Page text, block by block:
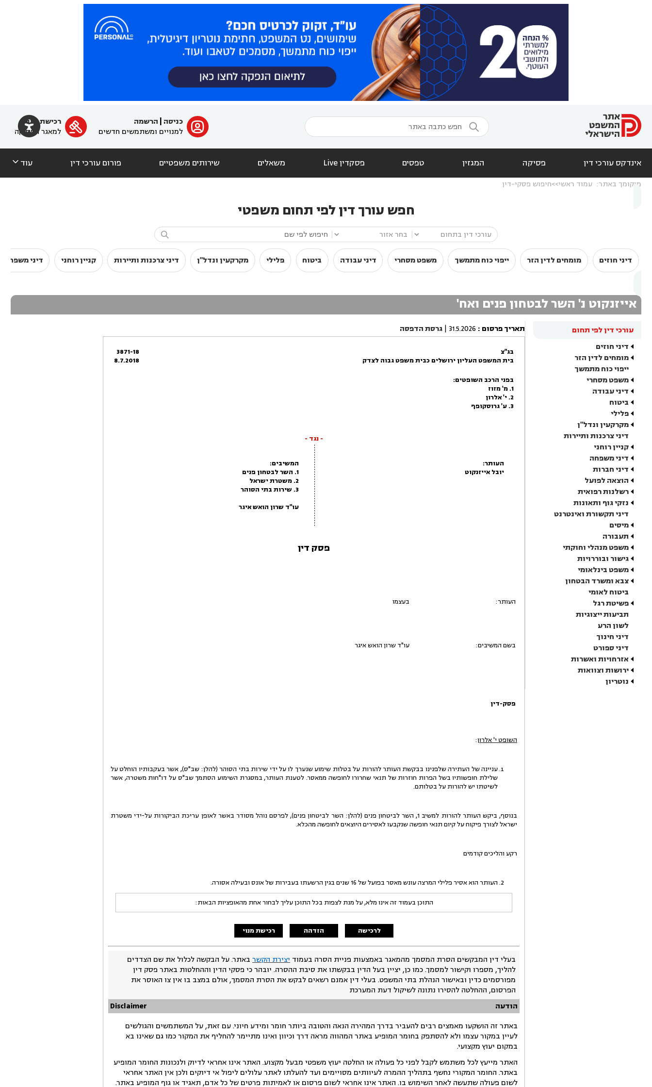
  ﱐ כניסה
הרשמה
למנויים ומשתמשים חדשים

רכישת מנוי
למאגר הפסיקה
אינדקס עורכי דין פסיקה המגזין טפסים פסקדין Live משאלים שירותים משפטיים פורום עורכי דין עוד 
מיקומך באתר: עמוד ראשי חיפוש פסקי-דין
חפש עורך דין לפי תחום משפטי

דיני חוזים מומחים לדין הזר ייפוי כוח מתמשך משפט מסחרי דיני עבודה ביטוח פלילי מקרקעין ונדל"ן דיני צרכנות ותיירות קניין רוחני דיני משפחה
אייזנקוט נ' השר לבטחון פנים ואח'
עורכי דין לפי תחום
דיני חוזים
מומחים לדין הזר
ייפוי כוח מתמשך
משפט מסחרי
דיני עבודה
ביטוח
פלילי
מקרקעין ונדל"ן
דיני צרכנות ותיירות
קניין רוחני
דיני משפחה
דיני חברות
הוצאה לפועל
רשלנות רפואית
נזקי גוף ותאונות
דיני תקשורת ואינטרנט
מיסים
תעבורה
משפט מנהלי וחוקתי
גישור ובוררויות
משפט בינלאומי
צבא ומשרד הבטחון
ביטוח לאומי
פשיטת רגל
תביעות ייצוגיות
לשון הרע
דיני חינוך
דיני ספורט
אזרחויות ואשרות
ירושות וצוואות
נוטריון
תאריך פרסום :
31.5.2026
| גרסת הדפסה
בג"צ
בית המשפט העליון ירושלים כבית משפט גבוה לצדק
3871-18
8.7.2018
בפני הרכב השופטים:
1. מ' מזוז
2. י' אלרון
3. ע' גרוסקופף
- נגד -
העותר:
יובל אייזנקוט
המשיבים:
1. השר לבטחון פנים
2. משטרת ישראל
3. שירות בתי הסוהר
עו"ד שרון הואש איגר
פסק דין
העותר: בעצמו
בשם המשיבים: עו"ד שרון הואש איגר
פסק-דין
השופט י' אלרון:
עניינה של העתירה שלפנינו בבקשת העותר להורות על בטלות שימוע שנערך לו על ידי שירות בתי הסוהר (להלן: שב"ס), אשר בעקבותיו הוחלט על
שלילת חופשותיו בשל הפרות חוזרות של תנאי שחרורו לחופשה ממאסר. לטענת העותר, במסגרת השימוע הסתמך שב"ס על דו"חות משטרה, אשר
לשיטתו יש להורות על בטלותם.
בנוסף, ביקש העותר להורות למשיב 1, השר לביטחון פנים (להלן: השר לביטחון פנים), לפרסם נוהל מסודר באשר לאופן עריכת הביקורות על-ידי משטרת
ישראל לצורך פיקוח על קיום תנאי חופשה שנקבעו לאסירים היוצאים לחופשה מהכלא.
רקע והליכים קודמים
העותר הוא אסיר פלילי המרצה עונש מאסר בפועל של 16 שנים בגין הרשעתו בעבירות של אונס ובעילה אסורה.
התוכן בעמוד זה אינו מלא, על מנת לצפות בכל התוכן עליך לבחור אחת מהאופציות הבאות:
לרכישה הזדהה רכישת מנוי
בעלי דין המבקשים הסרת המסמך מהמאגר באמצעות פניית הסרה בעמוד יצירת הקשר באתר. על הבקשה לכלול את שם הצדדים
להליך, מספרו וקישור למסמך. כמו כן, יציין בעל הדין בבקשתו את סיבת ההסרה. יובהר כי פסקי הדין וההחלטות באתר פסק דין
מפורסמים כדין ובאישור הנהלת בתי המשפט. בעלי דין אמנם רשאים לבקש את הסרת המסמך, אולם במצב בו אין צו האוסר את
הפרסום, ההחלטה להסירו נתונה לשיקול דעת המערכת
הודעה
Disclaimer
באתר זה הושקעו מאמצים רבים להעביר בדרך המהירה הנאה והטובה ביותר חומר ומידע חיוני. עם זאת, על המשתמשים והגולשים
לעיין במקור עצמו ולא להסתפק בחומר המופיע באתר המהווה מראה דרך וכיוון ואינו מתיימר להחליף את המקור כמו גם שאינו בא
במקום יעוץ מקצועי.
האתר מייעץ לכל משתמש לקבל לפני כל פעולה או החלטה יעוץ משפטי מבעל מקצוע. האתר אינו אחראי לדיוק ולנכונות החומר המופיע
באתר. החומר המקורי נחשף בתהליך ההמרה לעיוותים מסויימים ועד להעלתו לאתר עלולים ליפול אי דיוקים ולכן אין האתר אחראי
לשום פעולה שתעשה לאחר השימוש בו. האתר אינו אחראי לשום פרסום או לאמיתות פרטים של כל אדם, תאגיד או גוף המופיע באתר.